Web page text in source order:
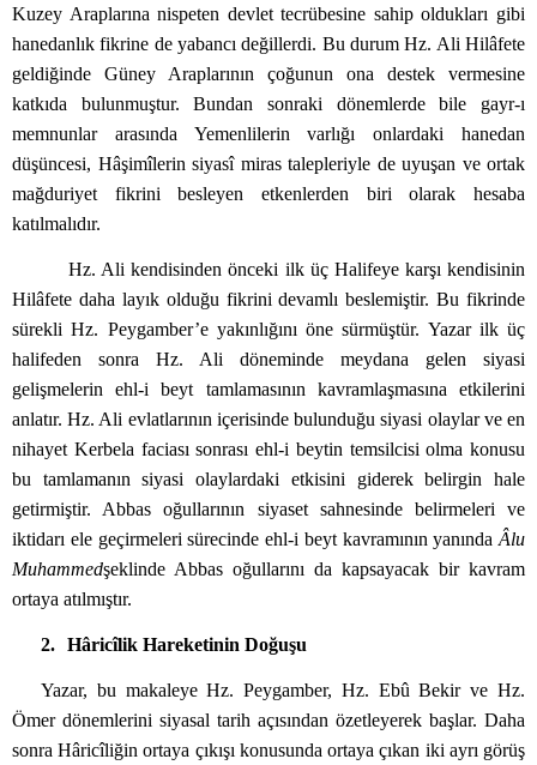
Kuzey Araplarına nispeten devlet tecrübesine sahip oldukları gibi
hanedanlık fikrine de yabancı değillerdi. Bu durum Hz. Ali Hilâfete
geldiğinde Güney Araplarının çoğunun ona destek vermesine
katkıda bulunmuştur. Bundan sonraki dönemlerde bile gayr-ı
memnunlar arasında Yemenlilerin varlığı onlardaki hanedan
düşüncesi, Hâşimîlerin siyasî miras talepleriyle de uyuşan ve ortak
mağduriyet fikrini besleyen etkenlerden biri olarak hesaba
katılmalıdır.
Hz. Ali kendisinden önceki ilk üç Halifeye karşı kendisinin
Hilâfete daha layık olduğu fikrini devamlı beslemiştir. Bu fikrinde
sürekli Hz. Peygamber’e yakınlığını öne sürmüştür. Yazar ilk üç
halifeden sonra Hz. Ali döneminde meydana gelen siyasi
gelişmelerin ehl-i beyt tamlamasının kavramlaşmasına etkilerini
anlatır. Hz. Ali evlatlarının içerisinde bulunduğu siyasi olaylar ve en
nihayet Kerbela faciası sonrası ehl-i beytin temsilcisi olma konusu
bu tamlamanın siyasi olaylardaki etkisini giderek belirgin hale
getirmiştir. Abbas oğullarının siyaset sahnesinde belirmeleri ve
iktidarı ele geçirmeleri sürecinde ehl-i beyt kavramının yanında Âlu
Muhammedşeklinde Abbas oğullarını da kapsayacak bir kavram
ortaya atılmıştır.
2. Hâricîlik Hareketinin Doğuşu
Yazar, bu makaleye Hz. Peygamber, Hz. Ebû Bekir ve Hz.
Ömer dönemlerini siyasal tarih açısından özetleyerek başlar. Daha
sonra Hâricîliğin ortaya çıkışı konusunda ortaya çıkan iki ayrı görüş